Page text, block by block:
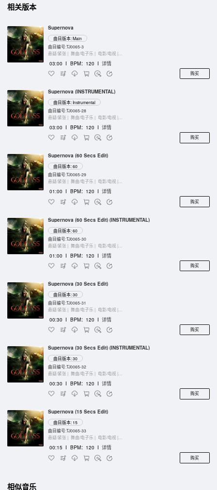
相关版本
Supernova
曲目版本: Main
曲目编号:TJ0065-3
悬疑/紧张 | 舞曲/电子乐 | 电影/电视 |
03:00 I BPM：120 I 详情
购买
Supernova (INSTRUMENTAL)
曲目版本: Instrumental
曲目编号:TJ0065-28
悬疑/紧张 | 舞曲/电子乐 | 电影/电视 |
03:00 I BPM：120 I 详情
购买
Supernova (60 Secs Edit)
曲目版本: 60
曲目编号:TJ0065-29
悬疑/紧张 | 舞曲/电子乐 | 电影/电视 |
01:00 I BPM：120 I 详情
购买
Supernova (60 Secs Edit) (INSTRUMENTAL)
曲目版本: 60
曲目编号:TJ0065-30
悬疑/紧张 | 舞曲/电子乐 | 电影/电视 |
01:00 I BPM：120 I 详情
购买
Supernova (30 Secs Edit)
曲目版本: 30
曲目编号:TJ0065-31
悬疑/紧张 | 舞曲/电子乐 | 电影/电视 |
00:30 I BPM：120 I 详情
购买
Supernova (30 Secs Edit) (INSTRUMENTAL)
曲目版本: 30
曲目编号:TJ0065-32
悬疑/紧张 | 舞曲/电子乐 | 电影/电视 |
00:30 I BPM：120 I 详情
购买
Supernova (15 Secs Edit)
曲目版本: 15
曲目编号:TJ0065-33
悬疑/紧张 | 舞曲/电子乐 | 电影/电视 |
00:15 I BPM：120 I 详情
购买
相似音乐